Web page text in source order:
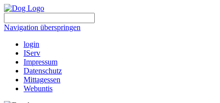
Navigation überspringen
login
IServ
Impressum
Datenschutz
Mittagessen
Webuntis